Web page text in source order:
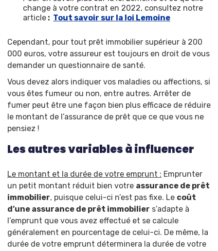
change à votre contrat en 2022, consultez notre
article : Tout savoir sur la loi Lemoine
Cependant, pour tout prêt immobilier supérieur à 200
000 euros, votre assureur est toujours en droit de vous
demander un questionnaire de santé.
Vous devez alors indiquer vos maladies ou affections, si
vous êtes fumeur ou non, entre autres. Arrêter de
fumer peut être une façon bien plus efficace de réduire
le montant de l’assurance de prêt que ce que vous ne
pensiez !
Les autres variables à influencer
Le montant et la durée de votre emprunt : Emprunter
un petit montant réduit bien votre assurance de prêt
immobilier, puisque celui-ci n’est pas fixe. Le coût
d’une assurance de prêt immobilier s’adapte à
l’emprunt que vous avez effectué et se calcule
généralement en pourcentage de celui-ci. De même, la
durée de votre emprunt déterminera la durée de votre